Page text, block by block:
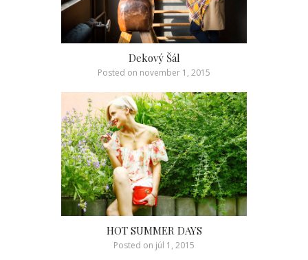
Dekový Šál
Posted on november 1, 2015
HOT SUMMER DAYS
Posted on júl 1, 2015